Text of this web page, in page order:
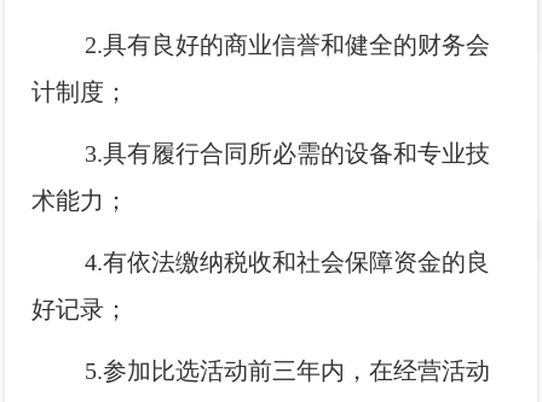
2.具有良好的商业信誉和健全的财务会
计制度；
3.具有履行合同所必需的设备和专业技
术能力；
4.有依法缴纳税收和社会保障资金的良
好记录；
5.参加比选活动前三年内，在经营活动